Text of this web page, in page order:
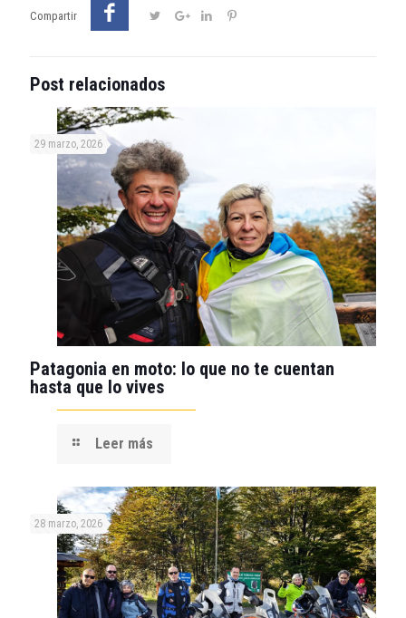
Compartir
Post relacionados
29 marzo, 2026
Patagonia en moto: lo que no te cuentan
hasta que lo vives
Leer más
28 marzo, 2026